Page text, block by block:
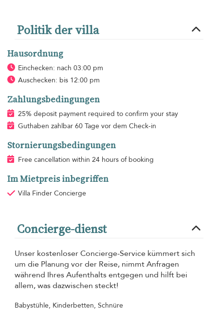
Politik der villa
Hausordnung
Einchecken: nach 03:00 pm
Auschecken: bis 12:00 pm
Zahlungsbedingungen
25% deposit payment required to confirm your stay
Guthaben zahlbar 60 Tage vor dem Check-in
Stornierungsbedingungen
Free cancellation within 24 hours of booking
Im Mietpreis inbegriffen
Villa Finder Concierge
Concierge-dienst
Unser kostenloser Concierge-Service kümmert sich
um die Planung vor der Reise, nimmt Anfragen
während Ihres Aufenthalts entgegen und hilft bei
allem, was dazwischen steckt!
Babystühle, Kinderbetten, Schnüre